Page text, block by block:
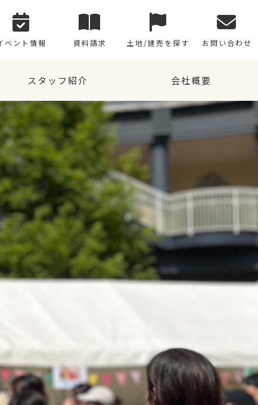
ベント情報 資料請求 土地/建売を探す お問い合わせ
スタッフ紹介 会社概要